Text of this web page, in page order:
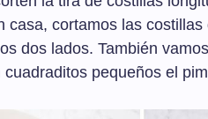
casa, cortamos las
dos lados. También
pequeños el